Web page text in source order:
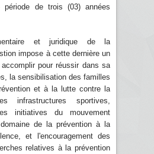
période de trois (03) années
et juridique de la
impose à cette dernière un
pour réussir dans sa
la sensibilisation des familles
et à la lutte contre la
infrastructures sportives,
initiatives du mouvement
de la prévention à la
et l'encouragement des
relatives à la prévention